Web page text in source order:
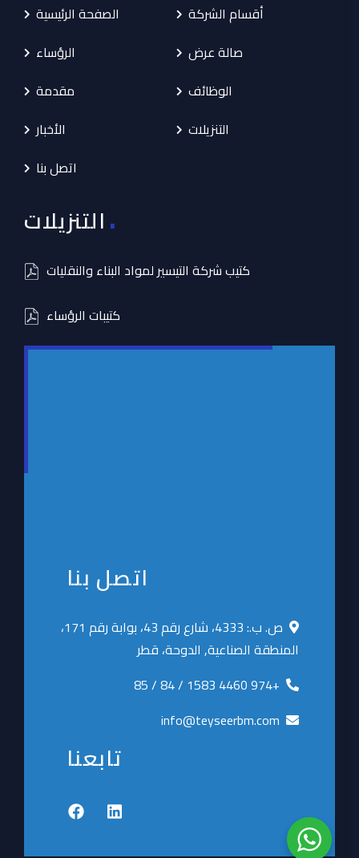
الصفحة الرئيسية
أقسام الشركة
الرؤساء
صالة عرض
مقدمة
الوظائف
الأخبار
التنزيلات
اتصل بنا
التنزيلات.
كتيب شركة التيسير لمواد البناء والنقليات
كتيبات الرؤساء
اتصل بنا
ص. ب.: 4333، شارع رقم 43، بوابة رقم 171،
المنطقة الصناعية, الدوحة، قطر
+974 4460 1583 / 84 / 85
تابعنا